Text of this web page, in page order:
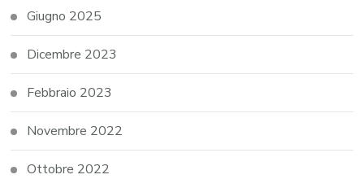
Giugno 2025
Dicembre 2023
Febbraio 2023
Novembre 2022
Ottobre 2022